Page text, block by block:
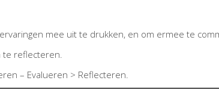
mee uit te drukken, en om ermee te
te reflecteren.
– Evalueren > Reflecteren.